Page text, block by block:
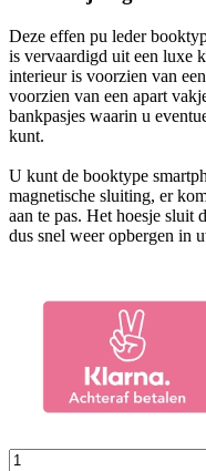
Deze effen pu leder
is vervaardigd uit een luxe
interieur is voorzien van
voorzien van een apart
bankpasjes waarin u
kunt.
U kunt de booktype
magnetische sluiting, er
aan te pas. Het hoesje sluit
dus snel weer opbergen in